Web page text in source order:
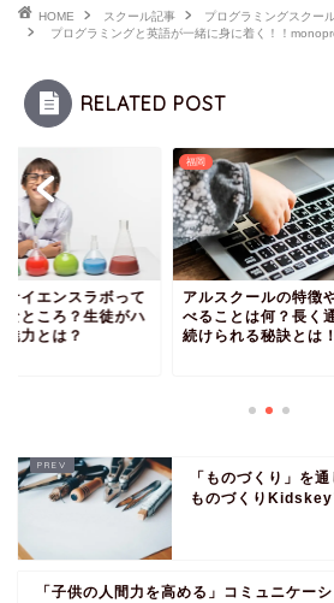
HOME スクール記事 プログラミングスクー
プログラミングと英語が一緒に身に着く！！
RELATED POST
サイエンスラボって
なところ？生徒がハ
魅力とは？
福岡
アルスクールの特徴
べることは何？長く
続けられる秘訣とは！
「ものづくり」を
ものづくり
「子供の人間力を高める」コミュニケー